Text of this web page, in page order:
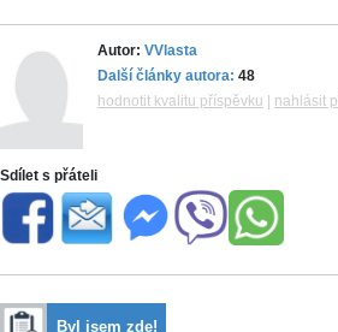
Autor: VVlasta
Další články autora: 48
hodnotit kvalitu příspěvku
nahlásit
Sdílet s přáteli
Byl jsem zde!